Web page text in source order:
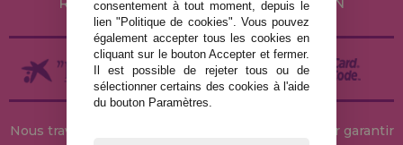
Nous travaillons avec des stocks permanents pour garantir
consentement à tout moment, depuis le
lien "Politique de cookies". Vous pouvez
également accepter tous les cookies en
cliquant sur le bouton Accepter et fermer.
Il est possible de rejeter tous ou de
sélectionner certains des cookies à l'aide
du bouton Paramètres.